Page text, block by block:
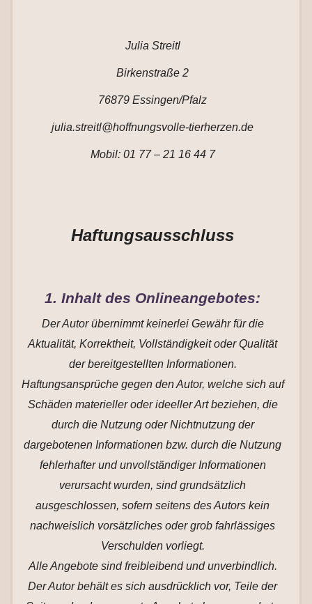
Julia Streitl
Birkenstraße 2
76879 Essingen/Pfalz
julia.streitl@hoffnungsvolle-tierherzen.de
Mobil: 01 77 – 21 16 44 7
Haftungsausschluss
1. Inhalt des Onlineangebotes:
Der Autor übernimmt keinerlei Gewähr für die
Aktualität, Korrektheit, Vollständigkeit oder Qualität
der bereitgestellten Informationen.
Haftungsansprüche gegen den Autor, welche sich auf
Schäden materieller oder ideeller Art beziehen, die
durch die Nutzung oder Nichtnutzung der
dargebotenen Informationen bzw. durch die Nutzung
fehlerhafter und unvollständiger Informationen
verursacht wurden, sind grundsätzlich
ausgeschlossen, sofern seitens des Autors kein
nachweislich vorsätzliches oder grob fahrlässiges
Verschulden vorliegt.
Alle Angebote sind freibleibend und unverbindlich.
Der Autor behält es sich ausdrücklich vor, Teile der